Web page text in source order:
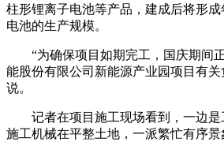
柱形锂离子电池等产品，建成后将形
电池的生产规模。
“为确保项目如期完工，国庆期间
能股份有限公司新能源产业园项目有
说。
记者在项目施工现场看到，一边
施工机械在平整土地，一派繁忙有序景